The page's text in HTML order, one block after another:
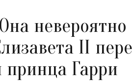
II
принца Гарри